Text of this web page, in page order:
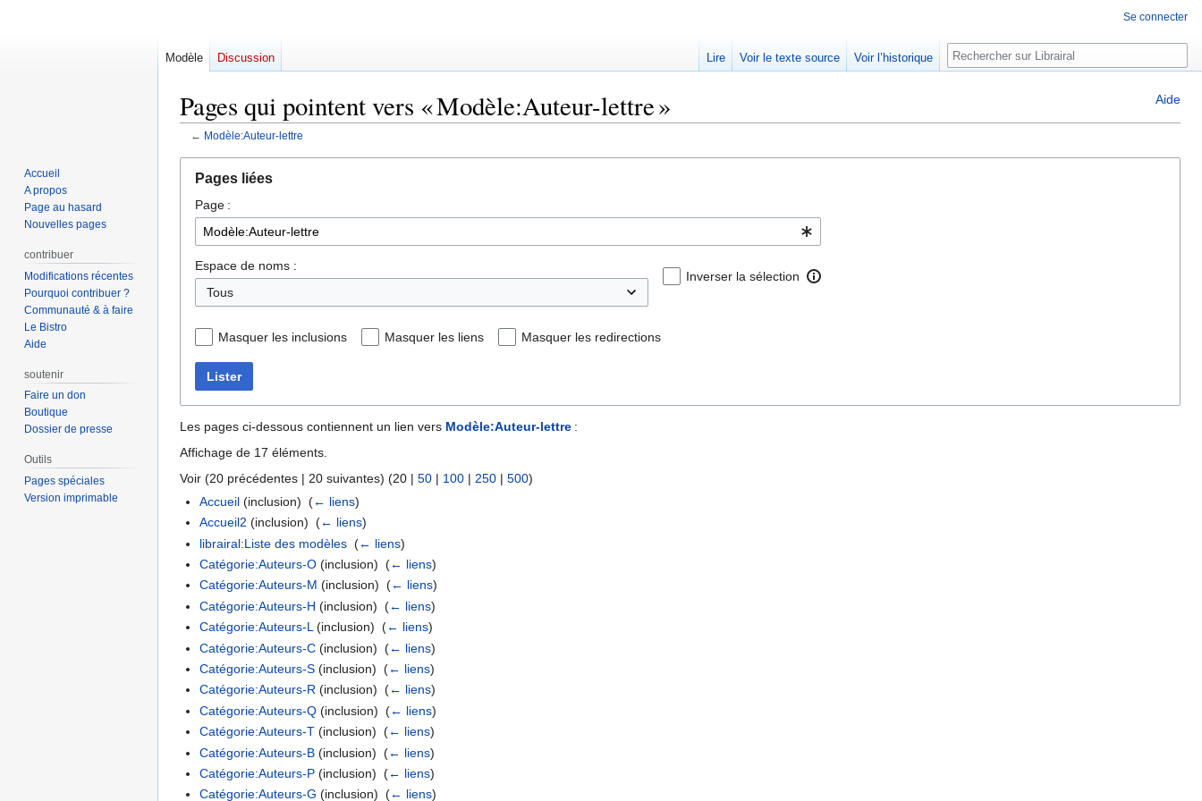
Aide
Pages qui pointent vers « Modèle:Auteur-lettre »
← Modèle:Auteur-lettre
navigation
recherche
Pages liées
Page :
Espace de noms :
Inverser la sélection
Masquer les inclusions Masquer les liens Masquer les redirections
Lister
Les pages ci-dessous contiennent un lien vers Modèle:Auteur-lettre :
Affichage de 17 éléments.
Voir (20 précédentes | 20 suivantes) (20 | 50 | 100 | 250 | 500)
Accueil (inclusion) ‎(← liens)
Accueil2 (inclusion) ‎(← liens)
librairal:Liste des modèles ‎(← liens)
Catégorie:Auteurs-O (inclusion) ‎(← liens)
Catégorie:Auteurs-M (inclusion) ‎(← liens)
Catégorie:Auteurs-H (inclusion) ‎(← liens)
Catégorie:Auteurs-L (inclusion) ‎(← liens)
Catégorie:Auteurs-C (inclusion) ‎(← liens)
Catégorie:Auteurs-S (inclusion) ‎(← liens)
Catégorie:Auteurs-R (inclusion) ‎(← liens)
Catégorie:Auteurs-Q (inclusion) ‎(← liens)
Catégorie:Auteurs-T (inclusion) ‎(← liens)
Catégorie:Auteurs-B (inclusion) ‎(← liens)
Catégorie:Auteurs-P (inclusion) ‎(← liens)
Catégorie:Auteurs-G (inclusion) ‎(← liens)
Se connecter
Modèle Discussion Lire Voir le texte source Voir l’historique Rechercher
Accueil
A propos
Page au hasard
Nouvelles pages
contribuer
Modifications récentes
Pourquoi contribuer ?
Communauté & à faire
Le Bistro
Aide
soutenir
Faire un don
Boutique
Dossier de presse
Outils
Pages spéciales
Version imprimable